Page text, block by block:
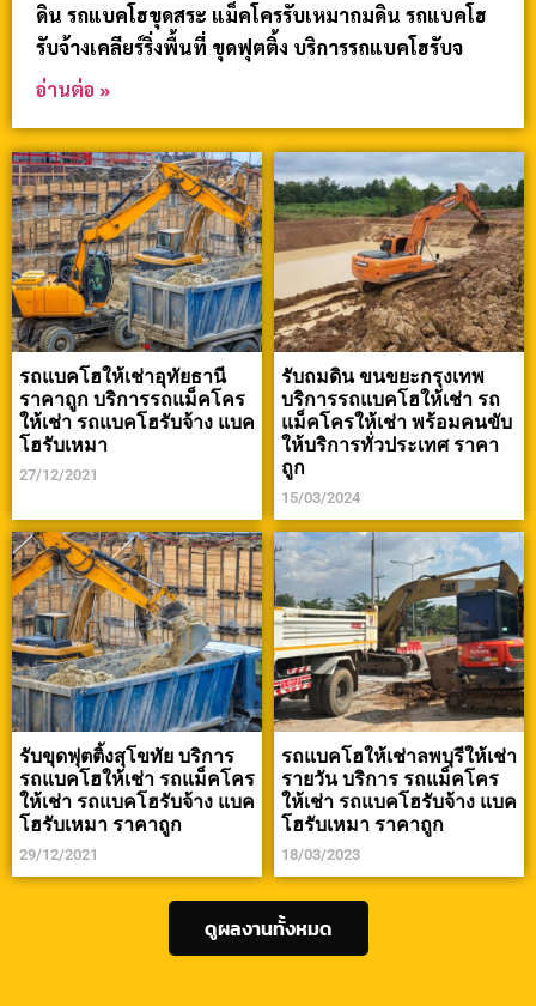
ดิน รถแบคโฮขุดสระ แม็คโครรับเหมาถมดิน รถแบคโฮ
รับจ้างเคลียร์ริ่งพื้นที่ ขุดฟุตติ้ง บริการรถแบคโฮรับจ
อ่านต่อ »
รถแบคโฮให้เช่าอุทัยธานี
ราคาถูก บริการรถแม็คโคร
ให้เช่า รถแบคโฮรับจ้าง แบค
โฮรับเหมา
27/12/2021
รับถมดิน ขนขยะกรุงเทพ
บริการรถแบคโฮให้เช่า รถ
แม็คโครให้เช่า พร้อมคนขับ
ให้บริการทั่วประเทศ ราคา
ถูก
15/03/2024
รับขุดฟุตติ้งสุโขทัย บริการ
รถแบคโฮให้เช่า รถแม็คโคร
ให้เช่า รถแบคโฮรับจ้าง แบค
โฮรับเหมา ราคาถูก
29/12/2021
รถแบคโฮให้เช่าลพบุรีให้เช่า
รายวัน บริการ รถแม็คโคร
ให้เช่า รถแบคโฮรับจ้าง แบค
โฮรับเหมา ราคาถูก
18/03/2023
ดูผลงานทั้งหมด